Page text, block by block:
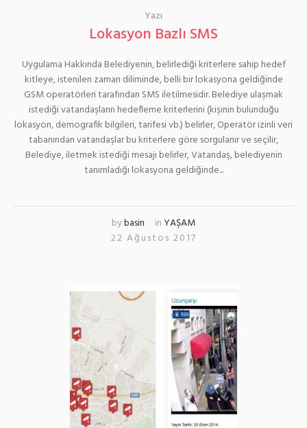
Yazı
Lokasyon Bazlı SMS
Uygulama Hakkında Belediyenin, belirlediği kriterlere sahip hedef
kitleye, istenilen zaman diliminde, belli bir lokasyona geldiğinde
GSM operatörleri tarafından SMS iletilmesidir. Belediye ulaşmak
istediği vatandaşların hedefleme kriterlerini (kişinin bulunduğu
lokasyon, demografik bilgileri, tarifesi vb.) belirler, Operatör izinli veri
tabanından vatandaşlar bu kriterlere göre sorgulanır ve seçilir,
Belediye, iletmek istediği mesajı belirler, Vatandaş, belediyenin
tanımladığı lokasyona geldiğinde...
bybasin inYAŞAM
22 Ağustos 2017